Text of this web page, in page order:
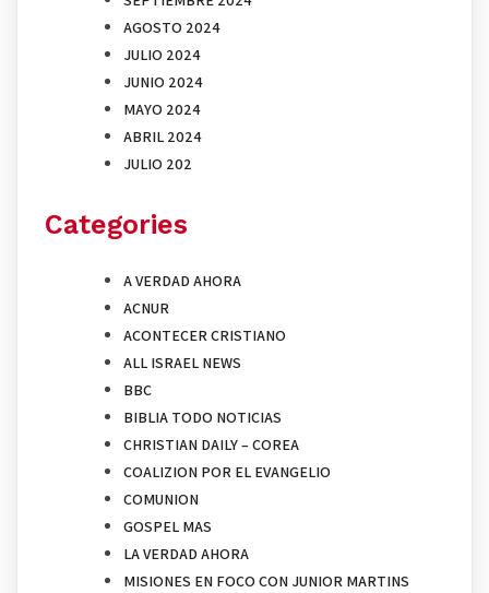
AGOSTO 2024
JULIO 2024
JUNIO 2024
MAYO 2024
ABRIL 2024
JULIO 202
Categories
A VERDAD AHORA
ACNUR
ACONTECER CRISTIANO
ALL ISRAEL NEWS
BBC
BIBLIA TODO NOTICIAS
CHRISTIAN DAILY – COREA
COALIZION POR EL EVANGELIO
COMUNION
GOSPEL MAS
LA VERDAD AHORA
MISIONES EN FOCO CON JUNIOR MARTINS